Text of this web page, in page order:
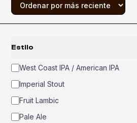
Estilo
West Coast IPA / American IPA
Imperial Stout
Fruit Lambic
Pale Ale